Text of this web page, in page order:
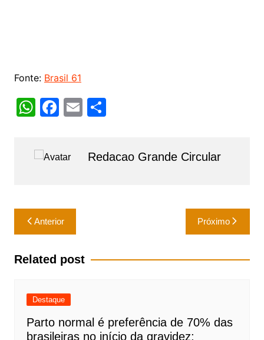
Fonte: Brasil 61
W
at
s
p
F
e
o
k
E S
e
Redacao Grande Circular
Navegação
de
Post
Anterior Próximo
Related post
Destaque
Parto normal é preferência de 70% das
brasileiras no início da gravidez;